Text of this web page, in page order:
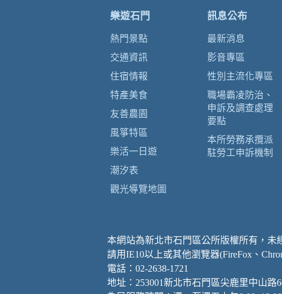
樂遊石門
熱門景點
交通資訊
住宿情報
特產美食
友善農園
風箏特區
樂活一日遊
潮汐表
觀光導覽地圖
訊息公布
最新消息
影音專區
性別主流化專區
職場霸凌防治、
申訴及調查處理
要點
本所勞務承攬派
駐勞工申訴機制
本網站為新北市石門區公所版權所有，未
請用IE10以上或其他瀏覽器(FireFox、
電話：02-2638-1721
地址：253001新北市石門區尖鹿里中山路